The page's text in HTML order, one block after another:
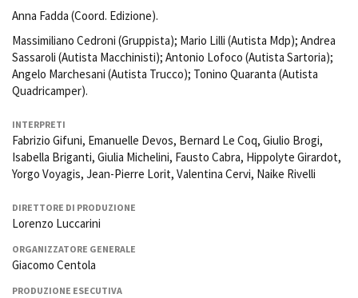
Anna Fadda (Coord. Edizione).
Massimiliano Cedroni (Gruppista); Mario Lilli (Autista Mdp); Andrea
Sassaroli (Autista Macchinisti); Antonio Lofoco (Autista Sartoria);
Angelo Marchesani (Autista Trucco); Tonino Quaranta (Autista
Quadricamper).
INTERPRETI
Fabrizio Gifuni, Emanuelle Devos, Bernard Le Coq, Giulio Brogi,
Isabella Briganti, Giulia Michelini, Fausto Cabra, Hippolyte Girardot,
Yorgo Voyagis, Jean-Pierre Lorit, Valentina Cervi, Naike Rivelli
DIRETTORE DI PRODUZIONE
Lorenzo Luccarini
ORGANIZZATORE GENERALE
Giacomo Centola
PRODUZIONE ESECUTIVA